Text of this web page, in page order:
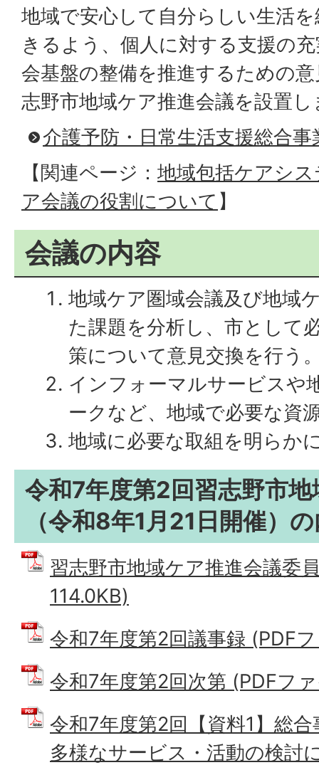
地域で安心して自分らしい生活
きるよう、個人に対する支援の
会基盤の整備を推進するための
志野市地域ケア推進会議を設置し
介護予防・日常生活支援総合
【関連ページ： 地域包括ケアシ
ア会議の役割について 】
会議の内容
地域ケア圏域会議及び地域
た課題を分析し、市として
策について意見交換を行う
インフォーマルサービスや
ークなど、地域で必要な資
地域に必要な取組を明らか
令和7年度第2回習志野市
（令和8年1月21日開催）
習志野市地域ケア推進会議委
114.0KB)
令和7年度第2回議事録 (PDF
令和7年度第2回次第 (PDFフ
令和7年度第2回【資料1】総
多様なサービス・活動の検討